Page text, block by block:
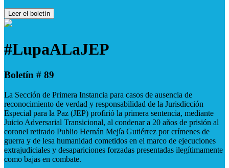
Leer el boletín
#LupaALaJEP
Boletín # 89
La Sección de Primera Instancia para casos de ausencia de
reconocimiento de verdad y responsabilidad de la Jurisdicción
Especial para la Paz (JEP) profirió la primera sentencia, mediante
Juicio Adversarial Transicional, al condenar a 20 años de prisión al
coronel retirado Publio Hernán Mejía Gutiérrez por crímenes de
guerra y de lesa humanidad cometidos en el marco de ejecuciones
extrajudiciales y desapariciones forzadas presentadas ilegítimamente
como bajas en combate.